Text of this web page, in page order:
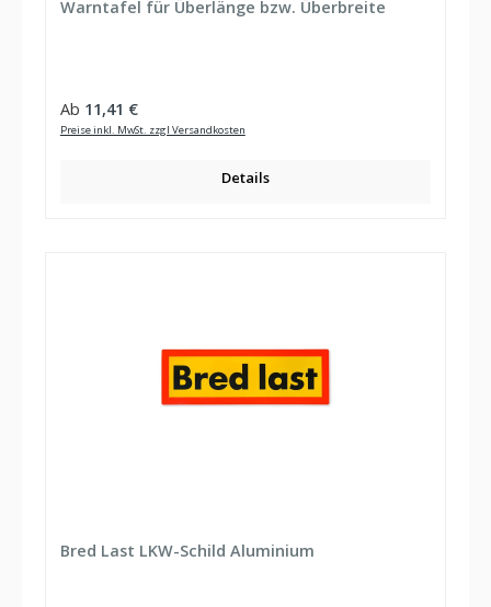
Warntafel für Überlänge bzw. Überbreite
Regulärer Preis:
Ab 11,41 €
Preise inkl. MwSt. zzgl Versandkosten
Details
Bred Last LKW-Schild Aluminium